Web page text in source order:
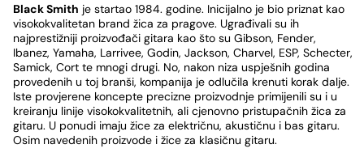
Black Smith je startao 1984. godine. Inicijalno je bio priznat kao
visokokvalitetan brand žica za pragove. Ugrađivali su ih
najprestižniji proizvođači gitara kao što su Gibson, Fender,
Ibanez, Yamaha, Larrivee, Godin, Jackson, Charvel, ESP, Schecter,
Samick, Cort te mnogi drugi. No, nakon niza uspješnih godina
provedenih u toj branši, kompanija je odlučila krenuti korak dalje.
Iste provjerene koncepte precizne proizvodnje primijenili su i u
kreiranju linije visokokvalitetnih, ali cjenovno pristupačnih žica za
gitaru. U ponudi imaju žice za električnu, akustičnu i bas gitaru.
Osim navedenih proizvode i žice za klasičnu gitaru.